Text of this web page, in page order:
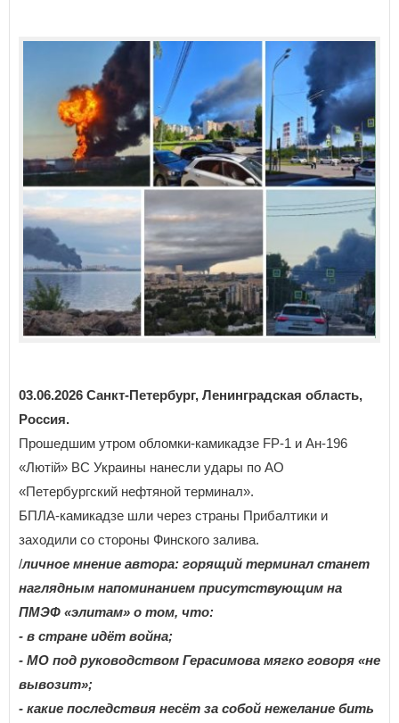
03.06.2026 Санкт-Петербург, Ленинградская область,
Россия.
Прошедшим утром обломки-камикадзе FP-1 и Ан-196
«Лютiй» ВС Украины нанесли удары по АО
«Петербургский нефтяной терминал».
БПЛА-камикадзе шли через страны Прибалтики и
заходили со стороны Финского залива.
/личное мнение автора: горящий терминал станет
наглядным напоминанием присутствующим на
ПМЭФ «элитам» о том, что:
- в стране идёт война;
- МО под руководством Герасимова мягко говоря «не
вывозит»;
- какие последствия несёт за собой нежелание бить